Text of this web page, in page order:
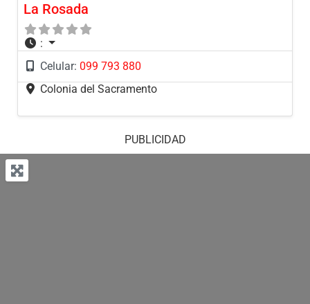
La Rosada
:
Celular: 099 793 880
Colonia del Sacramento
PUBLICIDAD